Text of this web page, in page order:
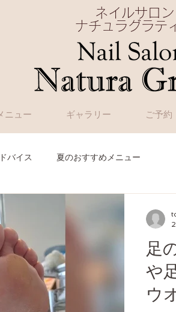
ネイルサロン
ナチュラグラテ
ニュー ギャラリー ご予約
バイス 夏のおすすめメニュー
足
や
ウ